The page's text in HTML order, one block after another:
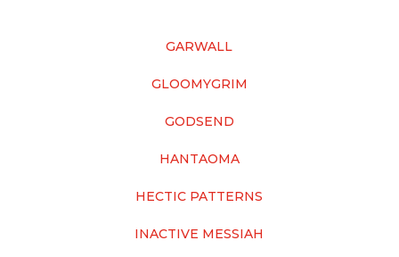
GARWALL
GLOOMYGRIM
GODSEND
HANTAOMA
HECTIC PATTERNS
INACTIVE MESSIAH